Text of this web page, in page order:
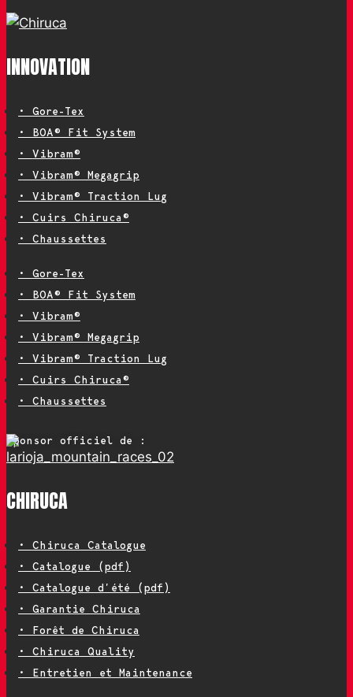
INNOVATION
• Gore-Tex
• BOA® Fit System
• Vibram®
• Vibram® Megagrip
• Vibram® Traction Lug
• Cuirs Chiruca®
• Chaussettes
• Gore-Tex
• BOA® Fit System
• Vibram®
• Vibram® Megagrip
• Vibram® Traction Lug
• Cuirs Chiruca®
• Chaussettes
Sponsor officiel de :
CHIRUCA
• Chiruca Catalogue
• Catalogue (pdf)
• Catalogue d’été (pdf)
• Garantie Chiruca
• Forêt de Chiruca
• Chiruca Quality
• Entretien et Maintenance